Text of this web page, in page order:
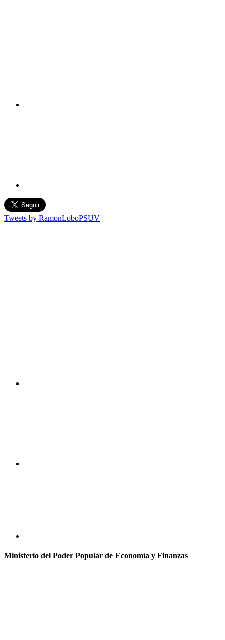
Tweets by RamonLoboPSUV
Ministerio del Poder Popular de Economía y Finanzas